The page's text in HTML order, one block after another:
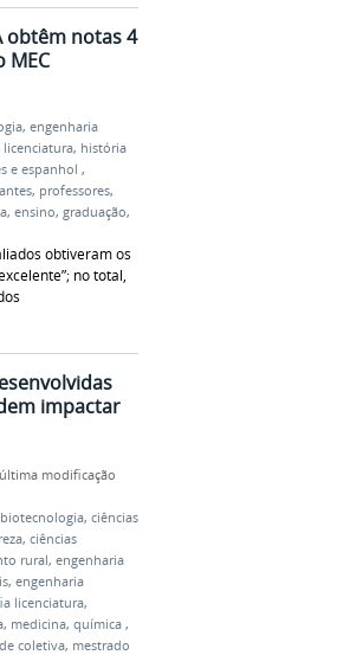
obtêm notas 4
MEC
, engenharia
licenciatura, história
e espanhol ,
, professores,
, ensino, graduação,
obtiveram os
no total,
impactar
última modificação
biotecnologia, ciências
, ciências
rural, engenharia
, engenharia
licenciatura,
, medicina, química ,
coletiva, mestrado